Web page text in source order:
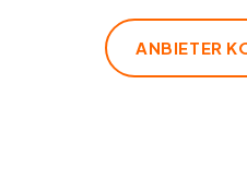
ANBIETER